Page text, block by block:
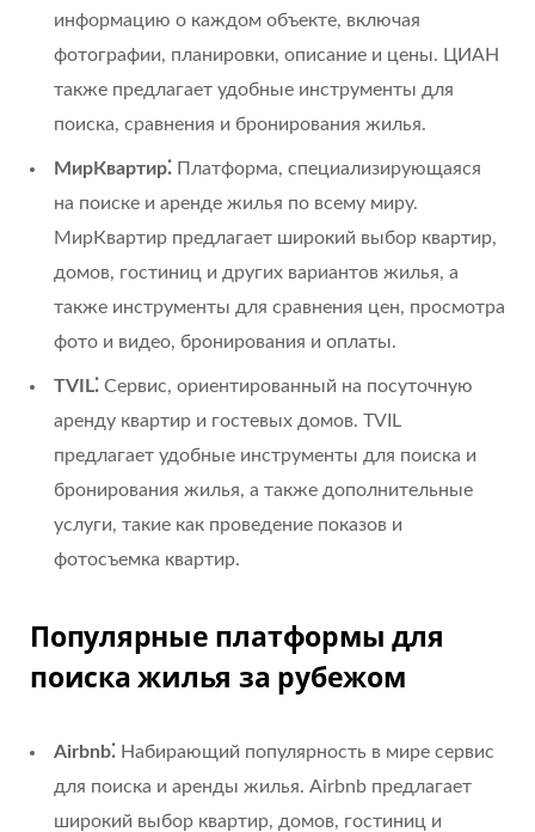
информацию о каждом объекте, включая
фотографии, планировки, описание и цены. ЦИАН
также предлагает удобные инструменты для
поиска, сравнения и бронирования жилья.
МирКвартир⁚ Платформа, специализирующаяся
на поиске и аренде жилья по всему миру.
МирКвартир предлагает широкий выбор квартир,
домов, гостиниц и других вариантов жилья, а
также инструменты для сравнения цен, просмотра
фото и видео, бронирования и оплаты.
TVIL⁚ Сервис, ориентированный на посуточную
аренду квартир и гостевых домов. TVIL
предлагает удобные инструменты для поиска и
бронирования жилья, а также дополнительные
услуги, такие как проведение показов и
фотосъемка квартир.
Популярные платформы для
поиска жилья за рубежом
Airbnb⁚ Набирающий популярность в мире сервис
для поиска и аренды жилья. Airbnb предлагает
широкий выбор квартир, домов, гостиниц и